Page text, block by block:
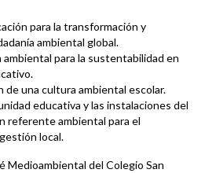
para la transformación y
ambiental global.
ambiental para la sustentabilidad en
de una cultura ambiental escolar.
educativa y las instalaciones del
referente ambiental para el
local.
Medioambiental del Colegio San